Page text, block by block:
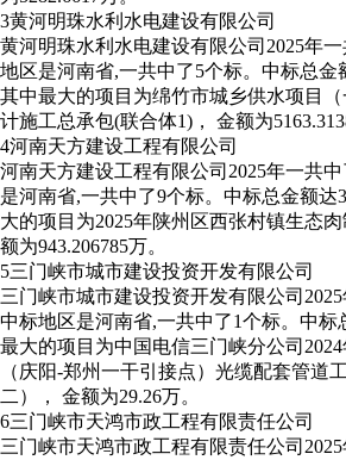
3黄河明珠水利水电建设有限公司
黄河明珠水利水电建设有限公司2025年
地区是河南省,一共中了5个标。中标总金
其中最大的项目为绵竹市城乡供水项目
计施工总承包(联合体1)， 金额为
4河南天方建设工程有限公司
河南天方建设工程有限公司2025年一共
是河南省,一共中了9个标。中标总金额达
大的项目为2025年陕州区西张村镇生态
额为943.206785万。
5三门峡市城市建设投资开发有限公司
三门峡市城市建设投资开发有限公司
中标地区是河南省,一共中了1个标。中标
最大的项目为中国电信三门峡分公司
（庆阳-郑州一干引接点）光缆配套管道
二）， 金额为29.26万。
6三门峡市天鸿市政工程有限责任公司
三门峡市天鸿市政工程有限责任公司